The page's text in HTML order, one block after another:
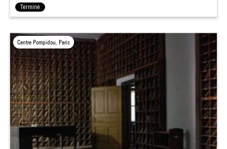
Terminé
Centre Pompidou, Paris